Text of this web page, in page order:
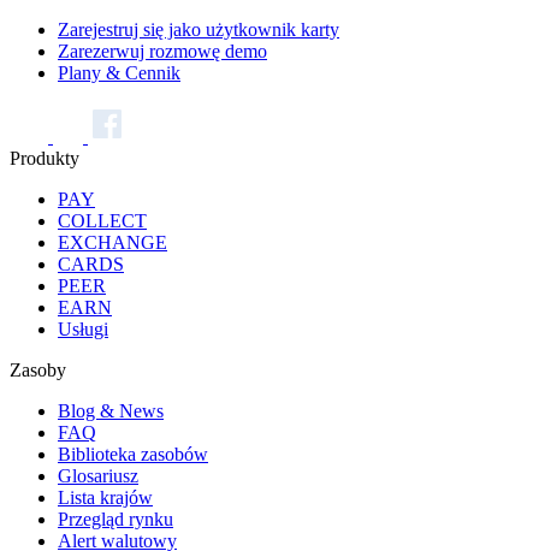
Zarejestruj się jako użytkownik karty
Zarezerwuj rozmowę demo
Plany & Cennik
Produkty
PAY
COLLECT
EXCHANGE
CARDS
PEER
EARN
Usługi
Zasoby
Blog & News
FAQ
Biblioteka zasobów
Glosariusz
Lista krajów
Przegląd rynku
Alert walutowy